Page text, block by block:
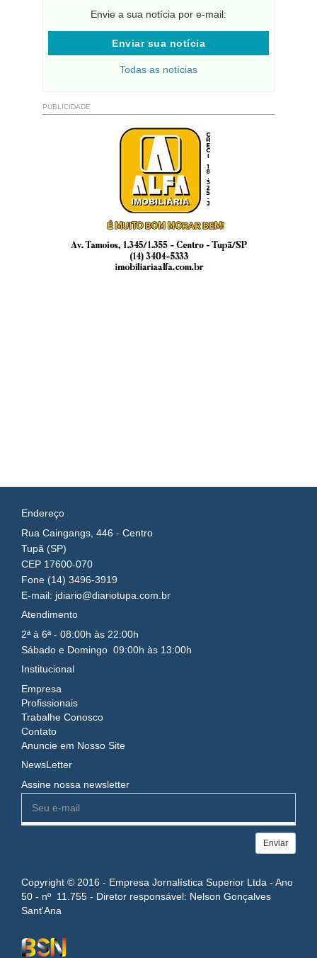
Envie a sua notícia por e-mail:
Enviar sua notícia
Todas as notícias
PUBLICIDADE
Endereço
Rua Caingangs, 446 - Centro
Tupã (SP)
CEP 17600-070
Fone (14) 3496-3919
E-mail: jdiario@diariotupa.com.br
Atendimento
2ª à 6ª - 08:00h às 22:00h
Sábado e Domingo 09:00h às 13:00h
Institucional
Empresa
Profissionais
Trabalhe Conosco
Contato
Anuncie em Nosso Site
NewsLetter
Assine nossa newsletter
Enviar
Copyright © 2016 - Empresa Jornalística Superior Ltda - Ano
50 - nº 11.755 - Diretor responsável: Nelson Gonçalves
Sant'Ana